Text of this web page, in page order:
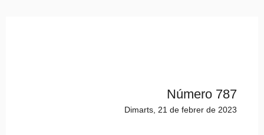
Número 787
Dimarts, 21 de febrer de 2023